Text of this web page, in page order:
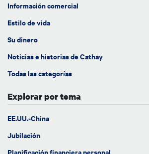
Información comercial
Estilo de vida
Su dinero
Noticias e historias de Cathay
Todas las categorías
Explorar por tema
EE.UU.-China
Jubilación
Planificación financiera personal